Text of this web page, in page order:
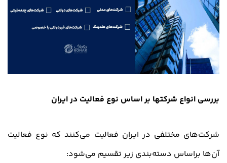
بررسی انواع شرکتها بر اساس نوع فعالیت در ایران
شرکت‌های مختلفی در ایران فعالیت می‌کنند که نوع فعالیت
آن‌ها براساس دسته‌بندی زیر تقسیم می‌شود: